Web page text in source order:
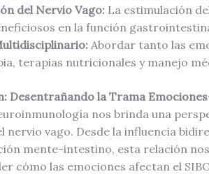
del Nervio Vago:La estimulación
en la función
Abordar tanto las
terapias nutricionales y manejo
Desentrañando la Trama
nos brinda una
nervio vago. Desde la influencia
mente-intestino, esta relación
cómo las emociones afectan el